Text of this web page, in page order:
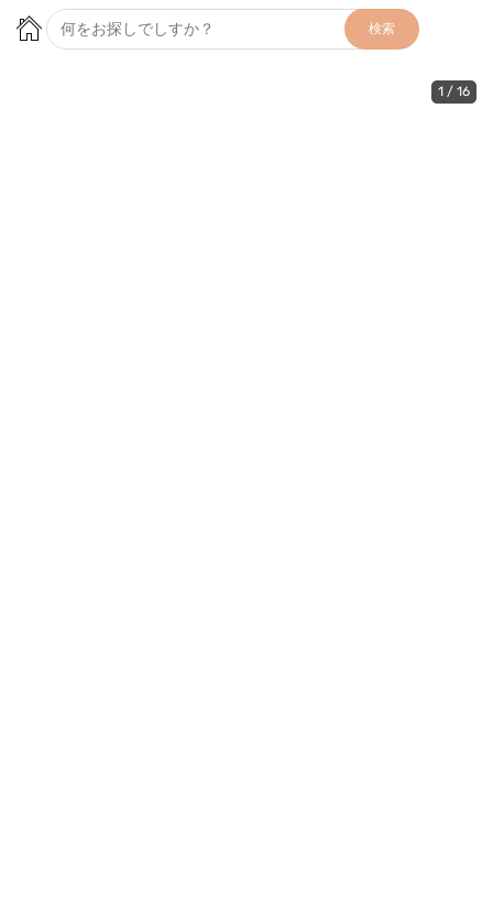
検索
1 / 16